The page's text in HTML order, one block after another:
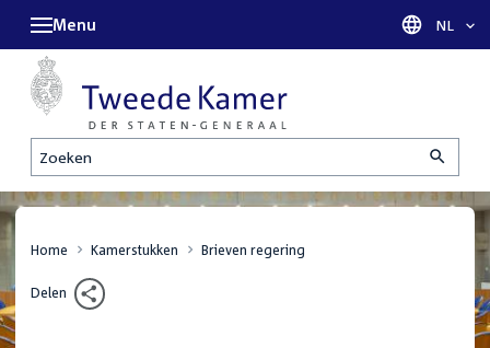
Zoeken
Menu Taal
NL
Home Kamerstukken Brieven regering
Delen